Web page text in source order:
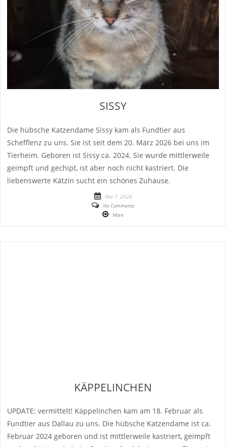
SISSY
Die hübsche Katzendame Sissy kam als Fundtier aus
Schefflenz zu uns. Sie ist seit dem 20. März 2026 bei uns im
Tierheim. Geboren ist Sissy ca. 2024. Sie wurde mittlerweile
geimpft und gechipt, ist aber noch nicht kastriert. Die
liebenswerte Kätzin sucht ein schönes Zuhause.
Mai 7, 2026
No Comments
More
KÄPPELINCHEN
UPDATE: vermittelt! Käppelinchen kam am 18. Februar als
Fundtier aus Dallau zu uns. Die hübsche Katzendame ist ca.
Februar 2024 geboren und ist mittlerweile kastriert, geimpft